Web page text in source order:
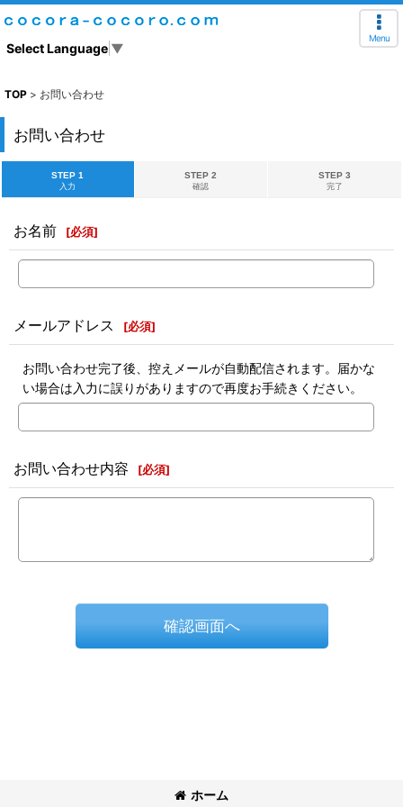
Select Language ▼
Menu
TOP > お問い合わせ
お問い合わせ
STEP 1
入力
STEP 2
確認
STEP 3
完了
お名前 [必須]
メールアドレス [必須]
お問い合わせ完了後、控えメールが自動配信されます。届かな
い場合は入力に誤りがありますので再度お手続きください。
お問い合わせ内容 [必須]
確認画面へ
ホーム